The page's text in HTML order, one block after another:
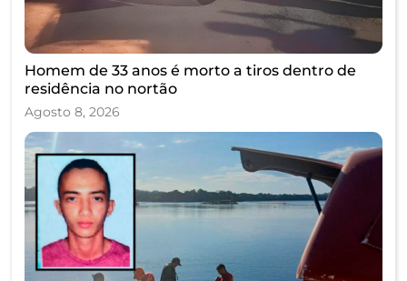
Homem de 33 anos é morto a tiros dentro de
residência no nortão
Agosto 8, 2026